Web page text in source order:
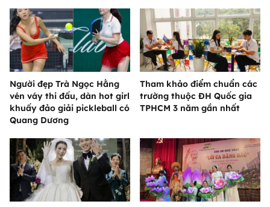
Người đẹp Trà Ngọc Hằng
vén váy thi đấu, dàn hot girl
khuấy đảo giải pickleball có
Quang Dương
Tham khảo điểm chuẩn các
trường thuộc ĐH Quốc gia
TPHCM 3 năm gần nhất